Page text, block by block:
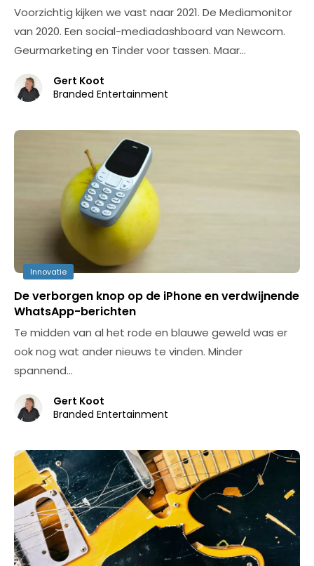
Voorzichtig kijken we vast naar 2021. De Mediamonitor
van 2020. Een social-mediadashboard van Newcom.
Geurmarketing en Tinder voor tassen. Maar…
Gert Koot
Branded Entertainment
Innovatie
De verborgen knop op de iPhone en verdwijnende
WhatsApp-berichten
Te midden van al het rode en blauwe geweld was er
ook nog wat ander nieuws te vinden. Minder
spannend…
Gert Koot
Branded Entertainment